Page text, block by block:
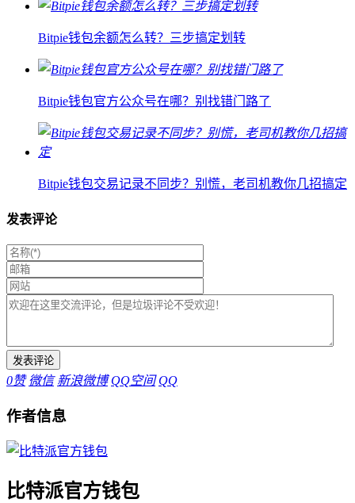
Bitpie钱包余额怎么转？三步搞定划转
Bitpie钱包官方公众号在哪？别找错门路了
Bitpie钱包交易记录不同步？别慌，老司机教你几招搞定
发表评论
0赞 微信 新浪微博 QQ空间 QQ
作者信息
比特派官方钱包